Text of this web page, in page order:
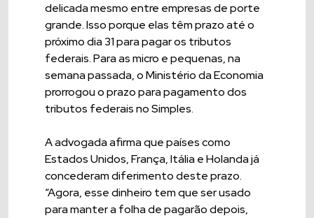
delicada mesmo entre empresas de porte
grande. Isso porque elas têm prazo até o
próximo dia 31 para pagar os tributos
federais. Para as micro e pequenas, na
semana passada, o Ministério da Economia
prorrogou o prazo para pagamento dos
tributos federais no Simples.
A advogada afirma que países como
Estados Unidos, França, Itália e Holanda já
concederam diferimento deste prazo.
“Agora, esse dinheiro tem que ser usado
para manter a folha de pagarão depois,